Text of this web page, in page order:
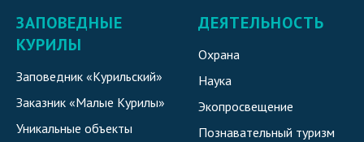
ЗАПОВЕДНЫЕ
КУРИЛЫ
Заповедник «Курильский»
Заказник «Малые Курилы»
Уникальные объекты
ДЕЯТЕЛЬНОСТЬ
Охрана
Наука
Экопросвещение
Познавательный туризм